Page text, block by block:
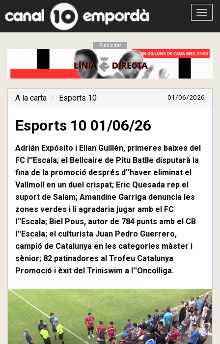
Obrir
Publicitat
A la carta Esports 10 01/06/2026
Esports 10 01/06/26
Adrián Expósito i Elian Guillén, primeres baixes del
FC l''Escala; el Bellcaire de Pitu Batlle disputarà la
fina de la promoció després d''haver eliminat el
Vallmoll en un duel crispat; Eric Quesada rep el
suport de Salam; Amandine Garriga denuncia les
zones verdes i li agradaria jugar amb el FC
l''Escala; Biel Pous, autor de 784 punts amb el CB
l''Escala; el culturista Juan Pedro Guerrero,
campió de Catalunya en les categories màster i
sènior; 82 patinadores al Trofeu Catalunya
Promoció i èxit del Triniswim a l''Oncolliga.